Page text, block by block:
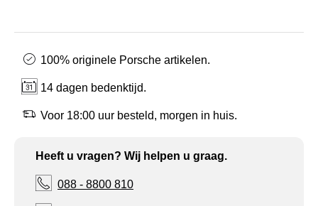
100% originele Porsche artikelen.
14 dagen bedenktijd.
Voor 18:00 uur besteld, morgen in huis.
Heeft u vragen? Wij helpen u graag.
088 - 8800 810